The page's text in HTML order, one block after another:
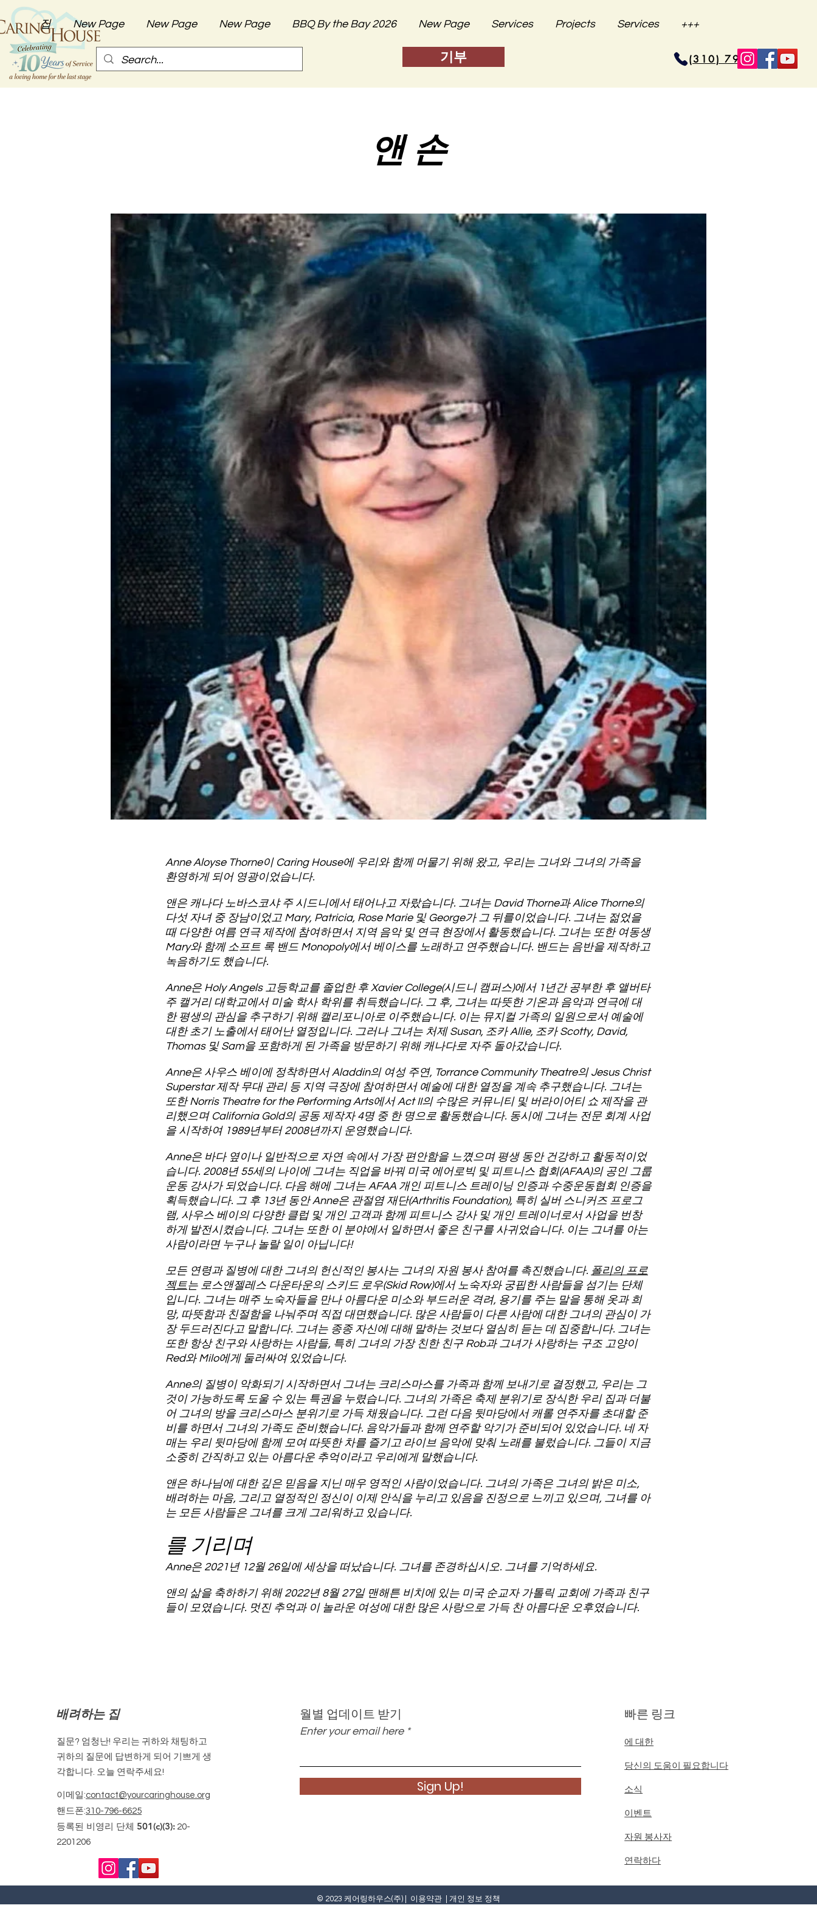
집 New Page New Page New Page BBQ By the Bay 2026 New Page Services Projects Services +++
기부 (310) 796-6625
앤 손
Anne Aloyse Thorne이 Caring House에 우리와 함께 머물기 위해 왔고, 우리는 그녀와 그녀의 가족을
환영하게 되어 영광이었습니다.
앤은 캐나다 노바스코샤 주 시드니에서 태어나고 자랐습니다. 그녀는 David Thorne과 Alice Thorne의
다섯 자녀 중 장남이었고 Mary, Patricia, Rose Marie 및 George가 그 뒤를이었습니다. 그녀는 젊었을
때 다양한 여름 연극 제작에 참여하면서 지역 음악 및 연극 현장에서 활동했습니다. 그녀는 또한 여동생
Mary와 함께 소프트 록 밴드 Monopoly에서 베이스를 노래하고 연주했습니다. 밴드는 음반을 제작하고
녹음하기도 했습니다.
Anne은 Holy Angels 고등학교를 졸업한 후 Xavier College(시드니 캠퍼스)에서 1년간 공부한 후 앨버타
주 캘거리 대학교에서 미술 학사 학위를 취득했습니다. 그 후, 그녀는 따뜻한 기온과 음악과 연극에 대
한 평생의 관심을 추구하기 위해 캘리포니아로 이주했습니다. 이는 뮤지컬 가족의 일원으로서 예술에
대한 초기 노출에서 태어난 열정입니다. 그러나 그녀는 처제 Susan, 조카 Allie, 조카 Scotty, David,
Thomas 및 Sam을 포함하게 된 가족을 방문하기 위해 캐나다로 자주 돌아갔습니다.
Anne은 사우스 베이에 정착하면서 Aladdin의 여성 주연, Torrance Community Theatre의 Jesus Christ
Superstar 제작 무대 관리 등 지역 극장에 참여하면서 예술에 대한 열정을 계속 추구했습니다. 그녀는
또한 Norris Theatre for the Performing Arts에서 Act II의 수많은 커뮤니티 및 버라이어티 쇼 제작을 관
리했으며 California Gold의 공동 제작자 4명 중 한 명으로 활동했습니다. 동시에 그녀는 전문 회계 사업
을 시작하여 1989년부터 2008년까지 운영했습니다.
Anne은 바다 옆이나 일반적으로 자연 속에서 가장 편안함을 느꼈으며 평생 동안 건강하고 활동적이었
습니다. 2008년 55세의 나이에 그녀는 직업을 바꿔 미국 에어로빅 및 피트니스 협회(AFAA)의 공인 그룹
운동 강사가 되었습니다. 다음 해에 그녀는 AFAA 개인 피트니스 트레이닝 인증과 수중운동협회 인증을
획득했습니다. 그 후 13년 동안 Anne은 관절염 재단(Arthritis Foundation), 특히 실버 스니커즈 프로그
램, 사우스 베이의 다양한 클럽 및 개인 고객과 함께 피트니스 강사 및 개인 트레이너로서 사업을 번창
하게 발전시켰습니다. 그녀는 또한 이 분야에서 일하면서 좋은 친구를 사귀었습니다. 이는 그녀를 아는
사람이라면 누구나 놀랄 일이 아닙니다!
모든 연령과 질병에 대한 그녀의 헌신적인 봉사는 그녀의 자원 봉사 참여를 촉진했습니다. 폴리의 프로
젝트는 로스앤젤레스 다운타운의 스키드 로우(Skid Row)에서 노숙자와 궁핍한 사람들을 섬기는 단체
입니다. 그녀는 매주 노숙자들을 만나 아름다운 미소와 부드러운 격려, 용기를 주는 말을 통해 옷과 희
망, 따뜻함과 친절함을 나눠주며 직접 대면했습니다. 많은 사람들이 다른 사람에 대한 그녀의 관심이 가
장 두드러진다고 말합니다. 그녀는 종종 자신에 대해 말하는 것보다 열심히 듣는 데 집중합니다. 그녀는
또한 항상 친구와 사랑하는 사람들, 특히 그녀의 가장 친한 친구 Rob과 그녀가 사랑하는 구조 고양이
Red와 Milo에게 둘러싸여 있었습니다.
Anne의 질병이 악화되기 시작하면서 그녀는 크리스마스를 가족과 함께 보내기로 결정했고, 우리는 그
것이 가능하도록 도울 수 있는 특권을 누렸습니다. 그녀의 가족은 축제 분위기로 장식한 우리 집과 더불
어 그녀의 방을 크리스마스 분위기로 가득 채웠습니다. 그런 다음 뒷마당에서 캐롤 연주자를 초대할 준
비를 하면서 그녀의 가족도 준비했습니다. 음악가들과 함께 연주할 악기가 준비되어 있었습니다. 네 자
매는 우리 뒷마당에 함께 모여 따뜻한 차를 즐기고 라이브 음악에 맞춰 노래를 불렀습니다. 그들이 지금
소중히 간직하고 있는 아름다운 추억이라고 우리에게 말했습니다.
앤은 하나님에 대한 깊은 믿음을 지닌 매우 영적인 사람이었습니다. 그녀의 가족은 그녀의 밝은 미소,
배려하는 마음, 그리고 열정적인 정신이 이제 안식을 누리고 있음을 진정으로 느끼고 있으며, 그녀를 아
는 모든 사람들은 그녀를 크게 그리워하고 있습니다.
를 기리며
Anne은 2021년 12월 26일에 세상을 떠났습니다. 그녀를 존경하십시오. 그녀를 기억하세요.
앤의 삶을 축하하기 위해 2022년 8월 27일 맨해튼 비치에 있는 미국 순교자 가톨릭 교회에 가족과 친구
들이 모였습니다. 멋진 추억과 이 놀라운 여성에 대한 많은 사랑으로 가득 찬 아름다운 오후였습니다.
배려하는 집
질문? 엄청난! 우리는 귀하와 채팅하고
귀하의 질문에 답변하게 되어 기쁘게 생
각합니다. 오늘 연락주세요!
이메일:contact@yourcaringhouse.org
핸드폰:310-796-6625
등록된 비영리 단체 501(c)(3): 20-
2201206
월별 업데이트 받기
Enter your email here
Sign Up!
빠른 링크
에 대한
당신의 도움이 필요합니다
소식
이벤트
자원 봉사자
연락하다
© 2023 케어링하우스(주) | 이용약관 개인 정보 정책